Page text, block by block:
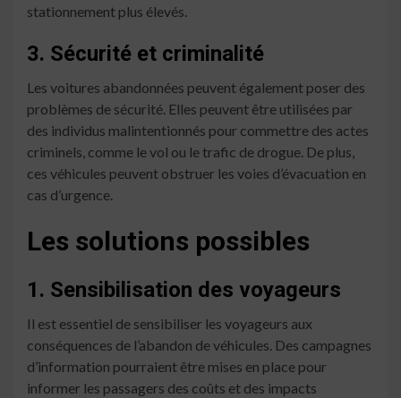
stationnement plus élevés.
3. Sécurité et criminalité
Les voitures abandonnées peuvent également poser des
problèmes de sécurité. Elles peuvent être utilisées par
des individus malintentionnés pour commettre des actes
criminels, comme le vol ou le trafic de drogue. De plus,
ces véhicules peuvent obstruer les voies d’évacuation en
cas d’urgence.
Les solutions possibles
1. Sensibilisation des voyageurs
Il est essentiel de sensibiliser les voyageurs aux
conséquences de l’abandon de véhicules. Des campagnes
d’information pourraient être mises en place pour
informer les passagers des coûts et des impacts